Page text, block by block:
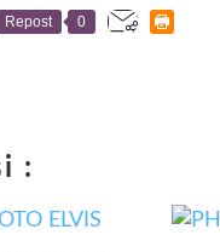
Repost 0
: